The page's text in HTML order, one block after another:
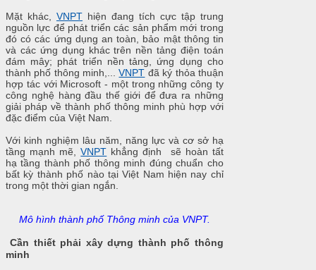
Mặt khác, VNPThiện đang tích cực tập trung
nguồn lực để phát triển các sản phẩm mới trong
đó có các ứng dụng an toàn, bảo mật thông tin
và các ứng dụng khác trên nền tảng điện toán
đám mây; phát triển nền tảng, ứng dụng cho
thành phố thông minh,...VNPT đã ký thỏa thuận
hợp tác với Microsoft - một trong những công ty
công nghệ hàng đầu thế giới để đưa ra những
giải pháp về thành phố thông minh phù hợp với
đặc điểm của Việt Nam.
Với kinh nghiệm lâu năm, năng lực và cơ sở hạ
tầng mạnh mẽ,VNPT khẳng định sẽ hoàn tất
hạ tầng thành phố thông minh đúng chuẩn cho
bất kỳ thành phố nào tại Việt Nam hiện nay chỉ
trong một thời gian ngắn.
Mô hình thành phố Thông minh của VNPT.
Cần thiết phải xây dựng thành phố thông
minh